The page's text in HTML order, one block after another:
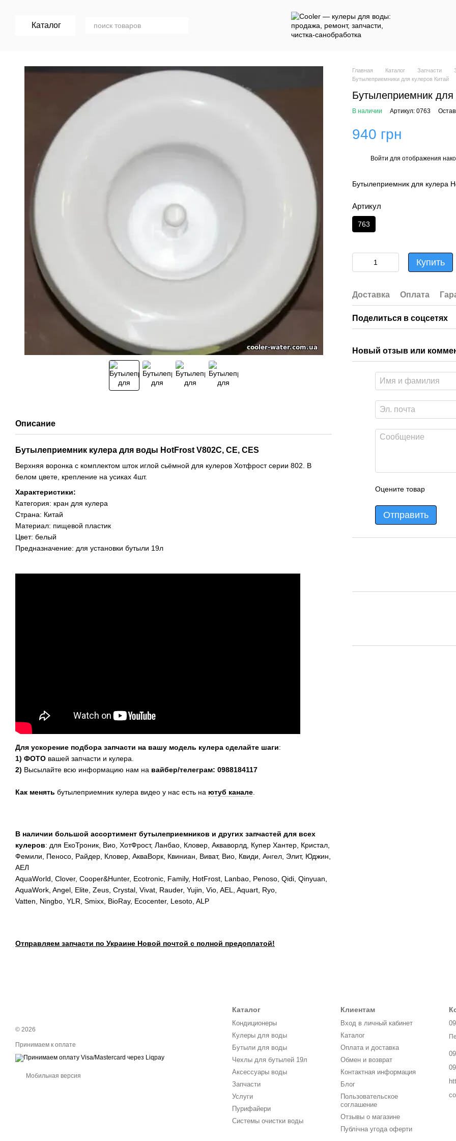
Каталог
Описание
Бутылеприемник кулера для воды HotFrost V802C, CE, CES
Верхняя воронка с комплектом шток иглой сьёмной для кулеров Хотфрост серии 802. В
белом цвете, крепление на усиках 4шт.
Характеристики:
Категория: кран для кулера
Страна: Китай
Материал: пищевой пластик
Цвет: белый
Предназначение: для установки бутыли 19л
Для ускорение подбора запчасти на вашу модель кулера сделайте шаги:
1) ФОТО вашей запчасти и кулера.
2) Высылайте всю информацию нам на вайбер/телеграм: 0988184117
Как менять бутылеприемник кулера видео у нас есть на ютуб канале
В наличии большой ассортимент бутылеприемников и других запчастей для всех
кулеров: для ЕкоТроник, Вио, ХотФрост, Ланбао, Кловер, Акваворлд, Купер Хантер, Кристал,
Фемили, Пеносо, Райдер, Кловер, АкваВорк, Квиниан, Виват, Вио, Квиди, Ангел, Элит, Юджин,
АЕЛ
AquaWorld, Clover, Cooper&Hunter, Ecotronic, Family, HotFrost, Lanbao, Penoso, Qidi, Qinyuan,
AquaWork, Angel, Elite, Zeus, Crystal, Vivat, Rauder, Yujin, Vio, AEL, Aquart, Ryo,
Vatten, Ningbo, YLR, Smixx, BioRay, Ecocenter, Lesoto, ALP
Отправляем запчасти по Украине Новой почтой с полной предоплатой!
Главная Каталог Запчасти
Бутылеприемники для кулеров Китай
Бутылеприемник
В наличии Артикул: 0763
940 грн
Войти для отображения
Бутылеприемник для кулера
Артикул
763
Купить
Доставка Оплата
Поделиться в соцсетях
Новый отзыв или
Оцените товар
Отправить
© 2026
Принимаем к оплате
Мобильная версия
Каталог
Кондиционеры
Кулеры для воды
Бутыли для воды
Чехлы для бутылей 19л
Аксессуары воды
Запчасти
Услуги
Пурифайери
Системы очистки воды
Клиентам
Вход в личный кабинет
Каталог
Оплата и доставка
Обмен и возврат
Контактная информация
Блог
Пользовательское
соглашение
Отзывы о магазине
Публічна угода оферти